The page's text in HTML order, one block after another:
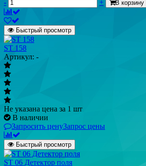
-
+ В корзину
Быстрый просмотр
ST 158
Артикул: -
Не указана цена за 1 шт
В наличии
Запросить ценуЗапрос цены
Быстрый просмотр
ST 06 Детектор поля